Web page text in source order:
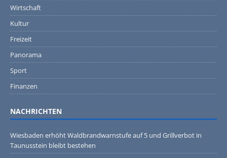
Wirtschaft
Kultur
Freizeit
Panorama
Sport
Finanzen
NACHRICHTEN
Wiesbaden erhöht Waldbrandwarnstufe auf 5 und Grillverbot in
Taunusstein bleibt bestehen